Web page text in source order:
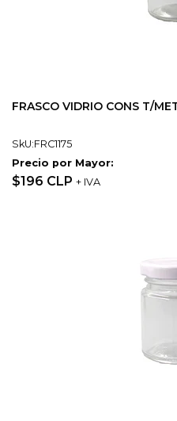
FRASCO VIDRIO CONS T/
SkU:FRC1175
Precio por Mayor:
$196 CLP + IVA